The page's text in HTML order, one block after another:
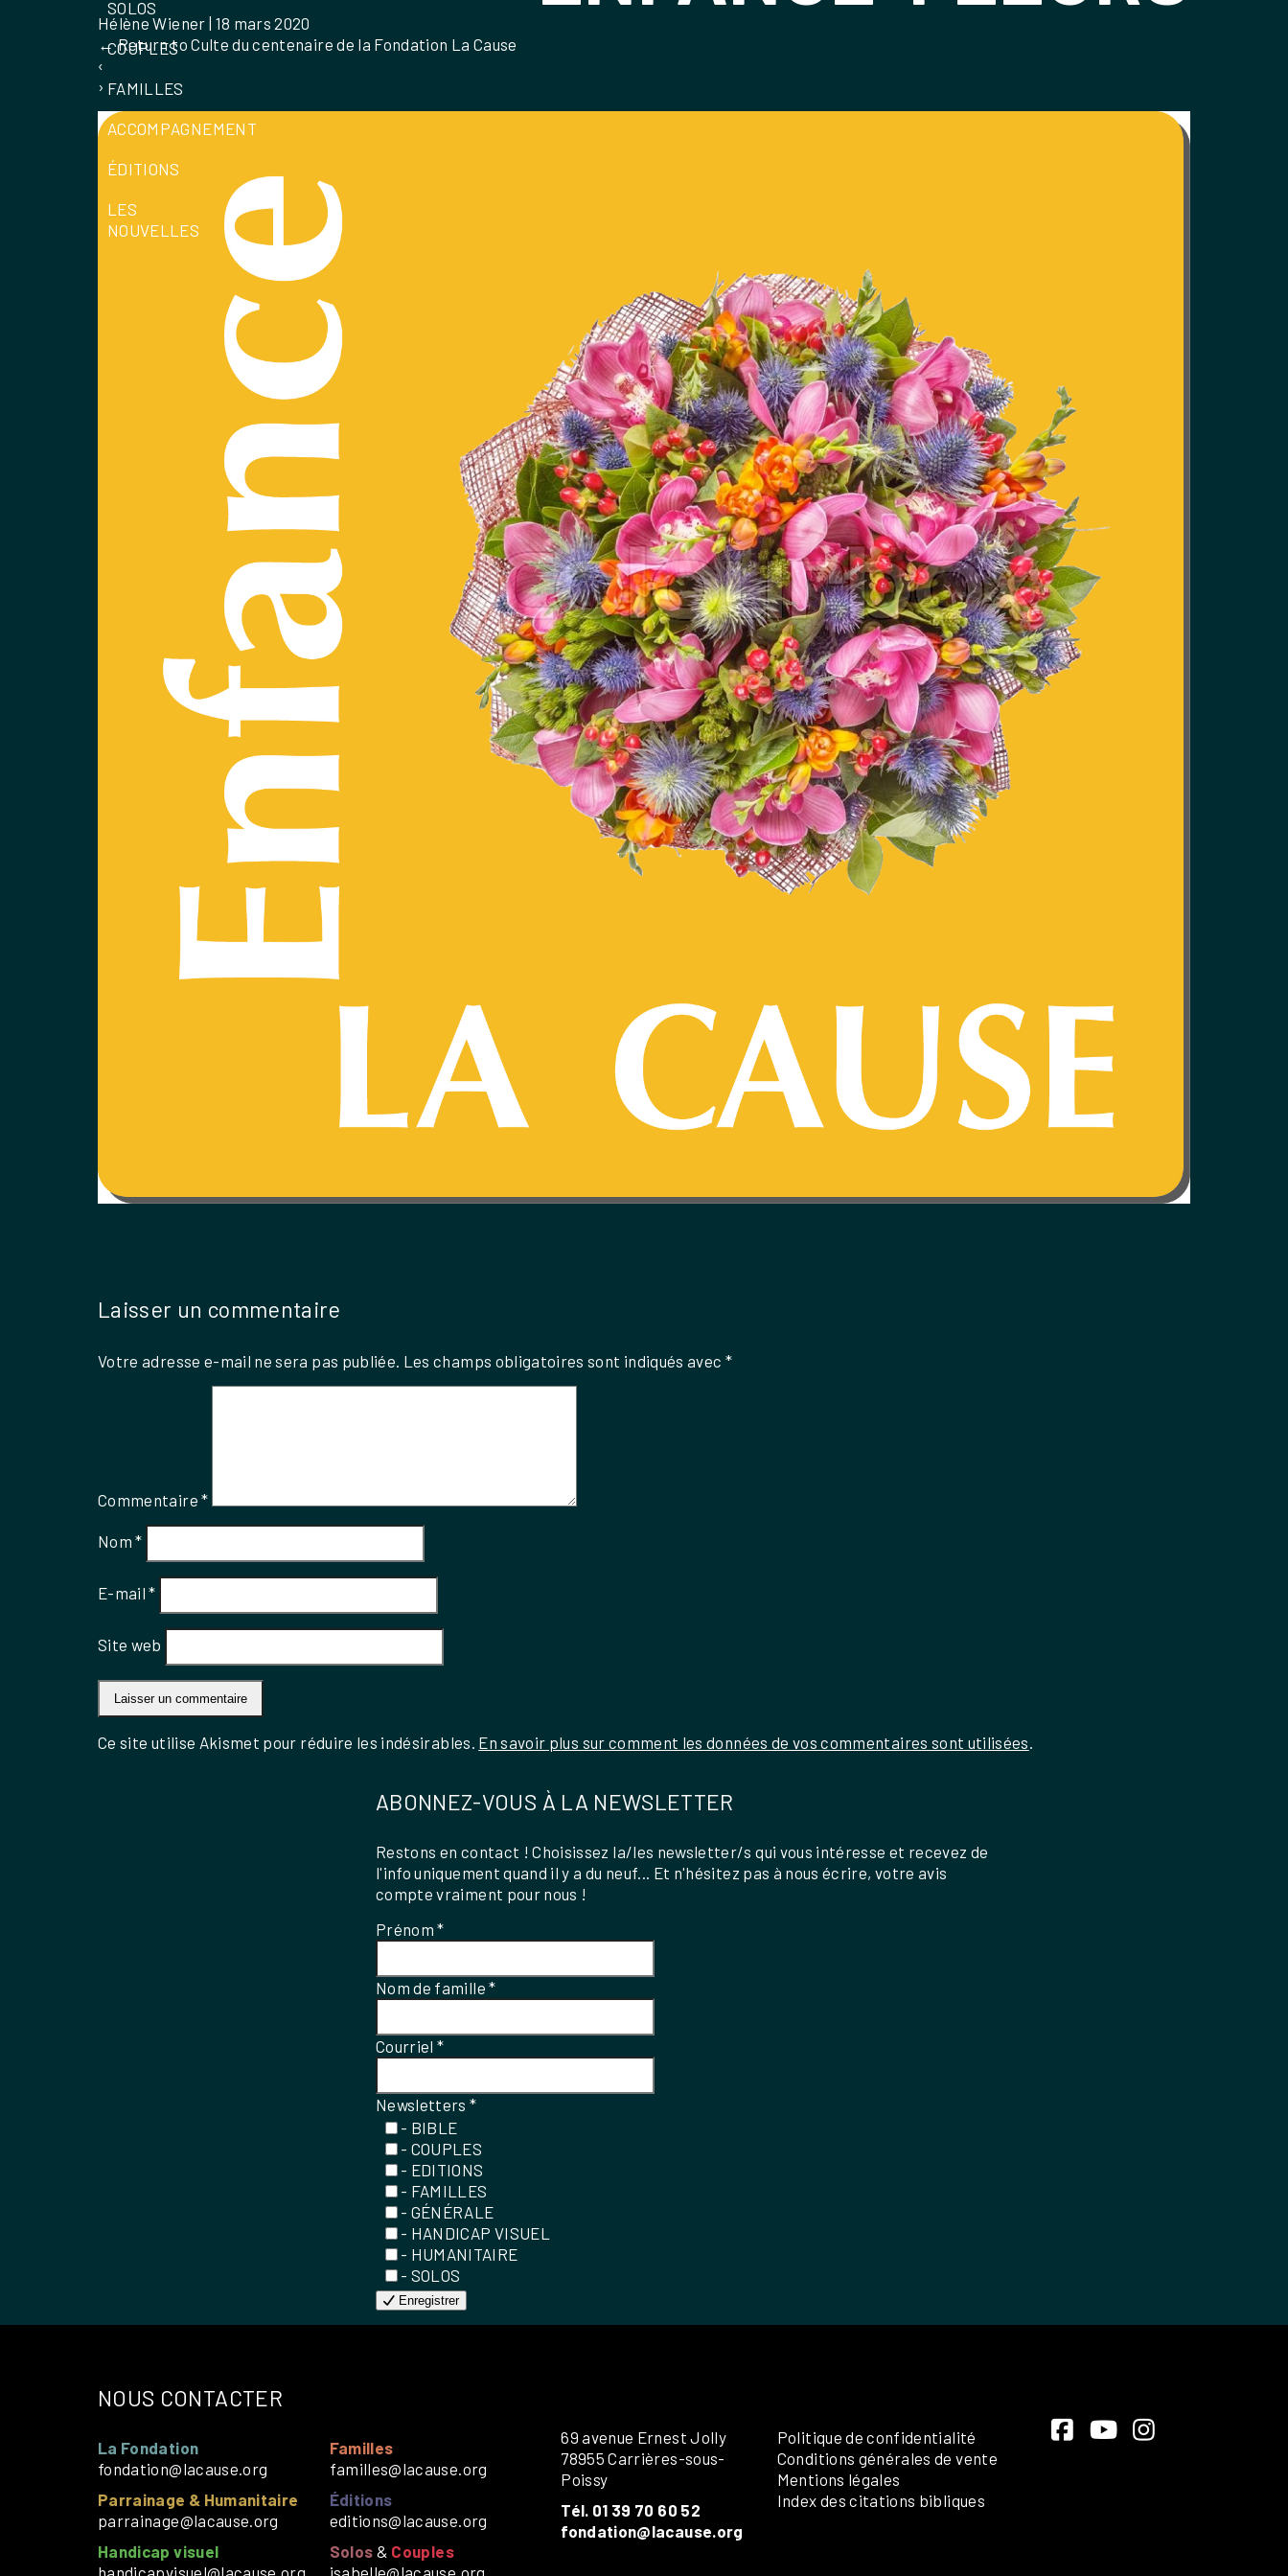
SOLOS
COUPLES
FAMILLES
ACCOMPAGNEMENT
ÉDITIONS
LES
NOUVELLES
Hélène Wiener 18 mars 2020
←Return to Culte du centenaire de la Fondation La Cause
‹
›
Laisser un commentaire
Votre adresse e-mail ne sera pas publiée. Les champs obligatoires sont indiqués avec *
Commentaire*
Nom*
E-mail*
Site web
Ce site utilise Akismet pour réduire les indésirables. En savoir plus sur comment les données de vos commentaires sont utilisées.
ABONNEZ-VOUS À LA NEWSLETTER
Restons en contact ! Choisissez la/les newsletter/s qui vous intéresse et recevez de
l'info uniquement quand il y a du neuf... Et n'hésitez pas à nous écrire, votre avis
compte vraiment pour nous !
Prénom*
Nom de famille*
Courriel*
Newsletters*
- BIBLE
- COUPLES
- EDITIONS
- FAMILLES
- GÉNÉRALE
- HANDICAP VISUEL
- HUMANITAIRE
- SOLOS
Enregistrer
NOUS CONTACTER
La Fondation
fondation@lacause.org
Parrainage & Humanitaire
parrainage@lacause.org
Handicap visuel
Familles
familles@lacause.org
Éditions
editions@lacause.org
Solos & Couples
69 avenue Ernest Jolly
78955 Carrières-sous-
Poissy
Tél. 01 39 70 60 52
fondation@lacause.org
Politique de confidentialité
Conditions générales de vente
Mentions légales
Index des citations bibliques